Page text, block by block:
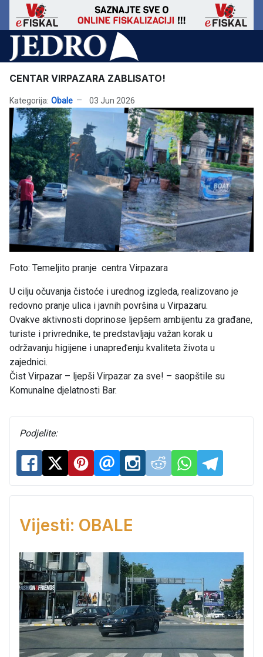
CENTAR VIRPAZARA ZABLISATO!
Kategorija: Obale 03 Jun 2026
Foto: Temeljito pranje centra Virpazara
U cilju očuvanja čistoće i urednog izgleda, realizovano je
redovno pranje ulica i javnih površina u Virpazaru.
Ovakve aktivnosti doprinose ljepšem ambijentu za građane,
turiste i privrednike, te predstavljaju važan korak u
održavanju higijene i unapređenju kvaliteta života u
zajednici.
Čist Virpazar – ljepši Virpazar za sve! – saopštile su
Komunalne djelatnosti Bar.
Podjelite:
Vijesti: OBALE